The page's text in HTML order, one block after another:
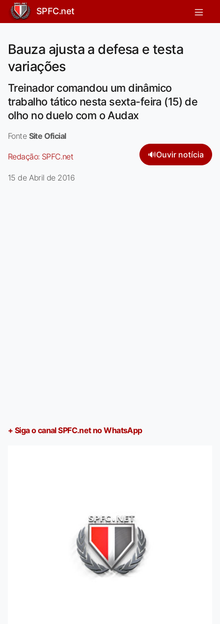
SPFC.net
Bauza ajusta a defesa e testa
variações
Treinador comandou um dinâmico
trabalho tático nesta sexta-feira (15) de
olho no duelo com o Audax
Fonte Site Oficial
Redação: SPFC.net 🔊Ouvir notícia
15 de Abril de 2016
+ Siga o canal SPFC.net no WhatsApp